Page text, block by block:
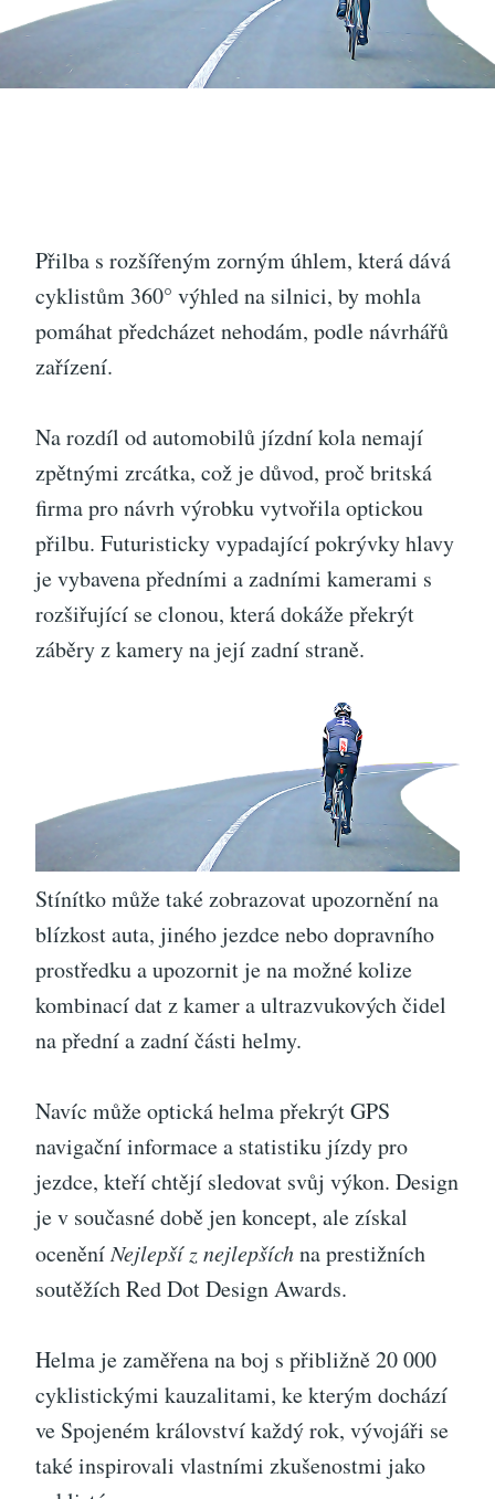
Přilba s rozšířeným zorným úhlem, která dává
cyklistům 360° výhled na silnici, by mohla
pomáhat předcházet nehodám, podle návrhářů
zařízení.
Na rozdíl od automobilů jízdní kola nemají
zpětnými zrcátka, což je důvod, proč britská
firma pro návrh výrobku vytvořila optickou
přilbu. Futuristicky vypadající pokrývky hlavy
je vybavena předními a zadními kamerami s
rozšiřující se clonou, která dokáže překrýt
záběry z kamery na její zadní straně.
Stínítko může také zobrazovat upozornění na
blízkost auta, jiného jezdce nebo dopravního
prostředku a upozornit je na možné kolize
kombinací dat z kamer a ultrazvukových čidel
na přední a zadní části helmy.
Navíc může optická helma překrýt GPS
navigační informace a statistiku jízdy pro
jezdce, kteří chtějí sledovat svůj výkon. Design
je v současné době jen koncept, ale získal
oceněníNejlepší z nejlepšíchna prestižních
soutěžích Red Dot Design Awards.
Helma je zaměřena na boj s přibližně 20 000
cyklistickými kauzalitami, ke kterým dochází
ve Spojeném království každý rok, vývojáři se
také inspirovali vlastními zkušenostmi jako